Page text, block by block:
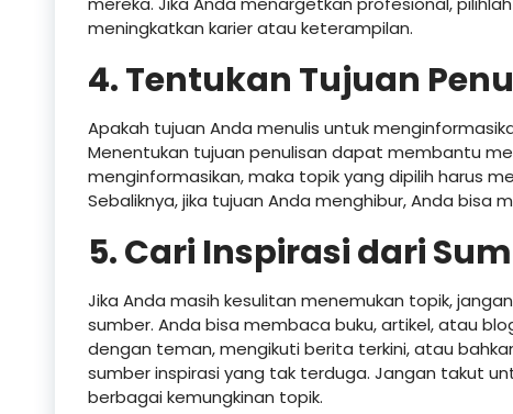
meningkatkan karier atau keterampilan.
4. Tentukan Tujuan
Apakah tujuan Anda menulis untuk
Menentukan tujuan penulisan dapat membantu
menginformasikan, maka topik yang dipilih harus
Sebaliknya, jika tujuan Anda menghibur, Anda bisa
5. Cari Inspirasi dari
Jika Anda masih kesulitan menemukan topik,
sumber. Anda bisa membaca buku, artikel, atau
dengan teman, mengikuti berita terkini, atau
sumber inspirasi yang tak terduga. Jangan takut
berbagai kemungkinan topik.